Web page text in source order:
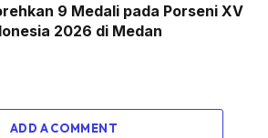
9 Medali pada Porseni XV
2026 di Medan
ADD A COMMENT